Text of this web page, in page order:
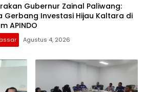
Gubernur Zainal Paliwang:
Gerbang Investasi Hijau Kaltara di
APINDO
Agustus 4, 2026